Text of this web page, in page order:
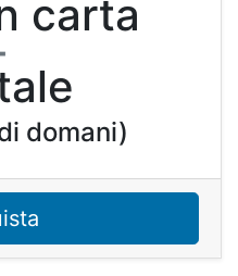
carta
domani)